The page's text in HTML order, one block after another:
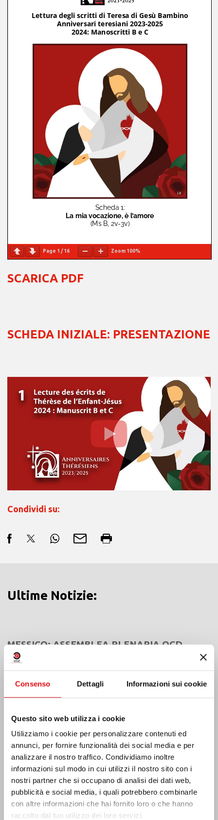
Consenso Dettagli Informazioni sui cookie
Questo sito web utilizza i cookie
Utilizziamo i cookie per personalizzare contenuti ed
annunci, per fornire funzionalità dei social media e per
analizzare il nostro traffico. Condividiamo inoltre
informazioni sul modo in cui utilizzi il nostro sito con i
nostri partner che si occupano di analisi dei dati web,
pubblicità e social media, i quali potrebbero combinarle
con altre informazioni che hai fornito loro o che hanno
raccolto dal tuo utilizzo dei loro servizi.
Page 1 /16 Zoom 100%
SCARICA PDF
SCHEDA INIZIALE: PRESENTAZIONE
Condividi su:
Ultime Notizie:
MESSICO: ASSEMBLEA PLENARIA OCD
India: Benedizione e inaugurazione del